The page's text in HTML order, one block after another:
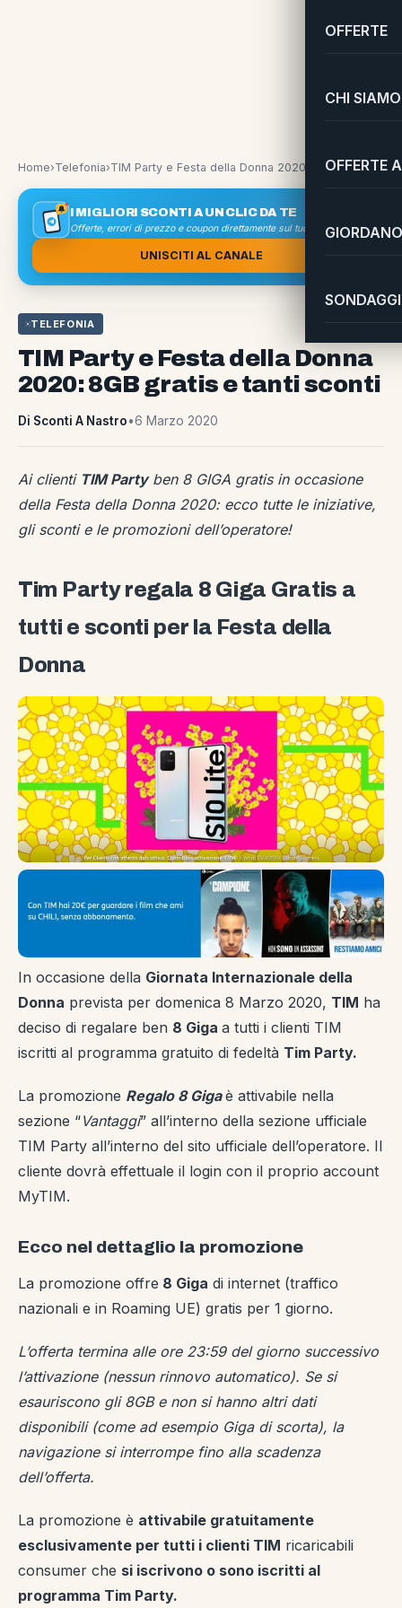
OFFERTE
CHI SIAMO
OFFERTE
Home›Telefonia› TIM Party e Festa della Donna 2020: 8GB gratis e tanti sconti
I MIGLIORI SCONTI A UN CLIC DA TE
Offerte, errori di prezzo e coupon direttamente sul tuo smartphone
UNISCITI AL CANALE
TELEFONIA
TIM Party e Festa della Donna
2020: 8GB gratis e tanti sconti
Di Sconti A Nastro•6 Marzo 2020
Ai clienti TIM Partyben 8 GIGA gratis in occasione
della Festa della Donna 2020: ecco tutte le iniziative,
gli sconti e le promozioni dell’operatore!
Tim Party regala 8 Giga Gratis a
tutti e sconti per la Festa della
Donna
In occasione della Giornata Internazionale della
Donna prevista per domenica 8 Marzo 2020, TIM ha
deciso di regalare ben 8 Giga a tutti i clienti TIM
iscritti al programma gratuito di fedeltà Tim Party.
La promozione Regalo 8 Gigaè attivabile nella
sezione “Vantaggi” all’interno della sezione ufficiale
TIM Party all’interno del sito ufficiale dell’operatore. Il
cliente dovrà effettuale il login con il proprio account
MyTIM.
Ecco nel dettaglio la promozione
La promozione offre 8 Giga di internet (traffico
nazionali e in Roaming UE) gratis per 1 giorno.
L’offerta termina alle ore 23:59 del giorno successivo
l’attivazione (nessun rinnovo automatico). Se si
esauriscono gli 8GB e non si hanno altri dati
disponibili (come ad esempio Giga di scorta), la
navigazione si interrompe fino alla scadenza
dell’offerta.
La promozione è attivabile gratuitamente
esclusivamente per tutti i clienti TIM ricaricabili
consumer che si iscrivono o sono iscritti al
programma Tim Party.